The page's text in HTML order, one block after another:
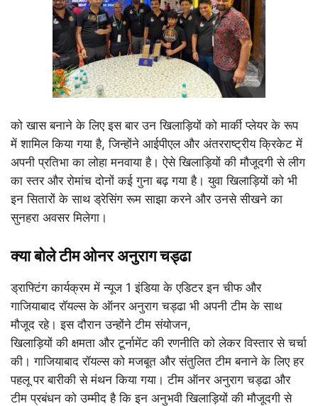
को खास बनाने के लिए इस बार उन खिलाड़ियों को मार्की प्लेयर के रूप
में शामिल किया गया है, जिन्होंने आईपीएल और अंतरराष्ट्रीय क्रिकेट में
अपनी प्रतिभा का लोहा मनवाया है। ऐसे खिलाड़ियों की मौजूदगी से लीग
का स्तर और रोमांच दोनों कई गुना बढ़ गया है। युवा खिलाड़ियों को भी
इन सितारों के साथ ड्रेसिंग रूम साझा करने और उनसे सीखने का
सुनहरा अवसर मिलेगा।
क्या बोले टीम ओनर अनुराग चड्ढा
ड्राफ्टिंग कार्यक्रम में न्यूज 1 इंडिया के एडिटर इन चीफ और
गाजियाबाद रॉयल्स के ऑनर अनुराग चड्ढा भी अपनी टीम के साथ
मौजूद रहे। इस दौरान उन्होंने टीम संयोजन,
खिलाड़ियों की क्षमता और टूर्नामेंट की रणनीति को लेकर विस्तार से चर्चा
की। गाजियाबाद रॉयल्स को मजबूत और संतुलित टीम बनाने के लिए हर
पहलू पर बारीकी से मंथन किया गया। टीम ऑनर अनुराग चड्ढा और
टीम प्रबंधन को उम्मीद है कि इन अनुभवी खिलाड़ियों की मौजूदगी से